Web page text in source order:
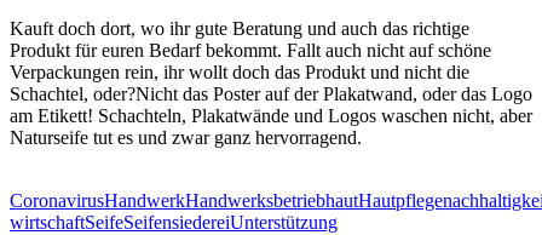
Kauft doch dort, wo ihr gute Beratung und auch das richtige
Produkt für euren Bedarf bekommt. Fallt auch nicht auf schöne
Verpackungen rein, ihr wollt doch das Produkt und nicht die
Schachtel, oder?Nicht das Poster auf der Plakatwand, oder das Logo
am Etikett! Schachteln, Plakatwände und Logos waschen nicht, aber
Naturseife tut es und zwar ganz hervorragend.
CoronavirusHandwerkHandwerksbetriebhautHautpflege
wirtschaftSeifeSeifensiedereiUnterstützung